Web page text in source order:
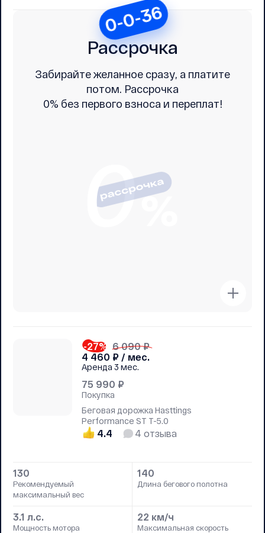
0-0-36
Рассрочка
Забирайте желанное сразу, а платите
потом. Рассрочка
0% без первого взноса и переплат!
-27% 6 090 ₽
4 460 ₽ / мес.
Аренда 3 мес.
75 990 ₽
Покупка
Беговая дорожка Hasttings
Performance ST T-5.0
4.4 4 отзыва
130
Рекомендуемый
максимальный вес
140
Длина бегового полотна
3.1 л.с.
Мощность мотора
22 км/ч
Максимальная скорость